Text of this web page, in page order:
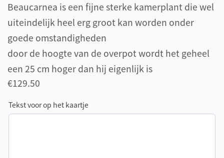
Beaucarnea is een fijne sterke kamerplant die wel
uiteindelijk heel erg groot kan worden onder
goede omstandigheden
door de hoogte van de overpot wordt het geheel
een 25 cm hoger dan hij eigenlijk is
€129.50
Tekst voor op het kaartje